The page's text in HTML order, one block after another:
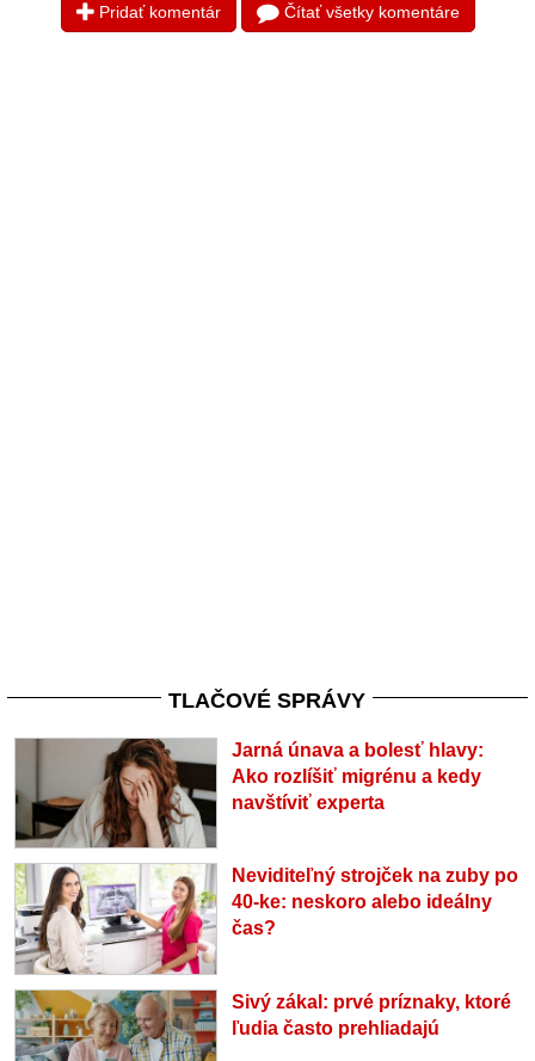
Pridať komentár Čítať všetky komentáre
TLAČOVÉ SPRÁVY
Jarná únava a bolesť hlavy:
Ako rozlíšiť migrénu a kedy
navštíviť experta
Neviditeľný strojček na zuby po
40-ke: neskoro alebo ideálny
čas?
Sivý zákal: prvé príznaky, ktoré
ľudia často prehliadajú